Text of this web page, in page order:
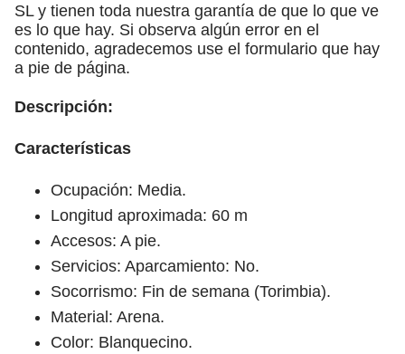
SL y tienen toda nuestra garantía de que lo que ve
es lo que hay. Si observa algún error en el
contenido, agradecemos use el formulario que hay
a pie de página.
Descripción:
Características
Ocupación: Media.
Longitud aproximada: 60 m
Accesos: A pie.
Servicios: Aparcamiento: No.
Socorrismo: Fin de semana (Torimbia).
Material: Arena.
Color: Blanquecino.